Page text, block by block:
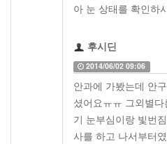
아 눈 상태를 확인하
후시딘
2014/06/02 09:06
안과에 가봤는데 안
셨어요ㅠㅠ 그외별
기 눈부심이랑 빛번
사를 하고 나서부터